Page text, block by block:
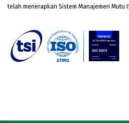
telah menerapkan Sistem Manajemen Mutu